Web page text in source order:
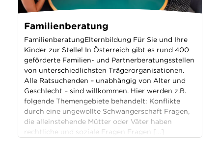
Familienberatung
FamilienberatungElternbildung Für Sie und Ihre
Kinder zur Stelle! In Österreich gibt es rund 400
geförderte Familien- und Partnerberatungsstellen
von unterschiedlichsten Trägerorganisationen.
Alle Ratsuchenden – unabhängig von Alter und
Geschlecht – sind willkommen. Hier werden z.B.
folgende Themengebiete behandelt: Konflikte
durch eine ungewollte Schwangerschaft Fragen,
die alleinstehende Mütter oder Väter haben
rechtliche und soziale Fragen Fragen […]